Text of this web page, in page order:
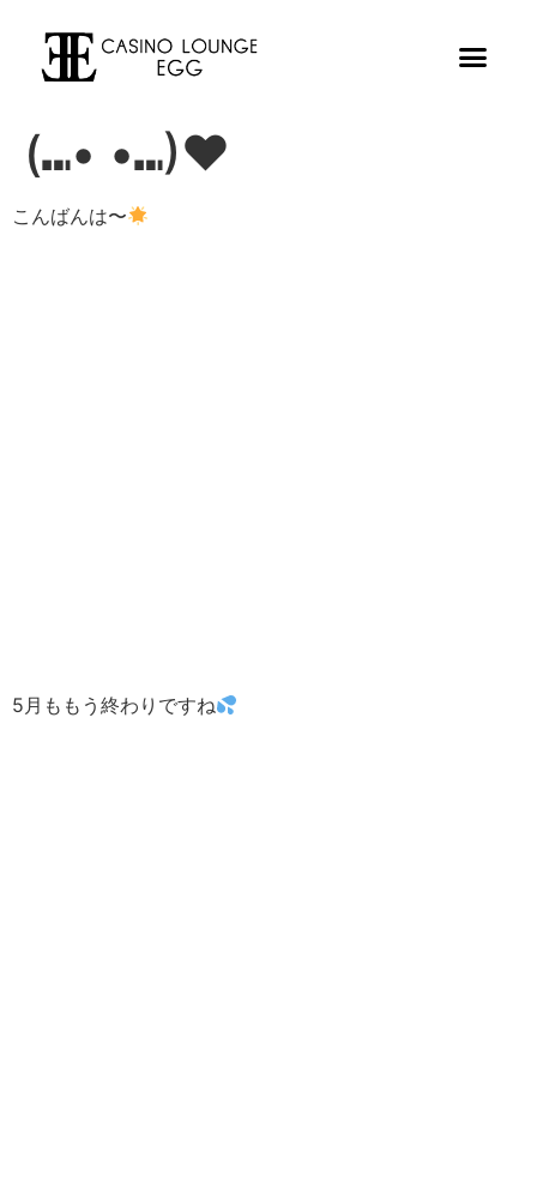
(⑉• •⑉)❤︎
こんばんは〜
5月ももう終わりですね